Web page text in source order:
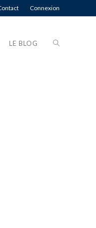
Connexion
LE BLOG